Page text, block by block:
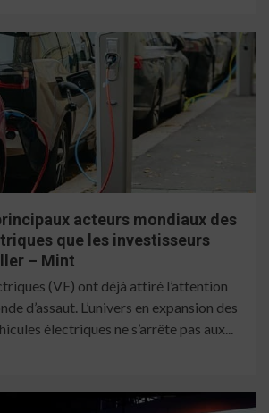
acteurs mondiaux des
que les investisseurs
– Mint
(VE) ont déjà attiré l’attention
d’assaut. L’univers en expansion des
électriques ne s’arrête pas aux...